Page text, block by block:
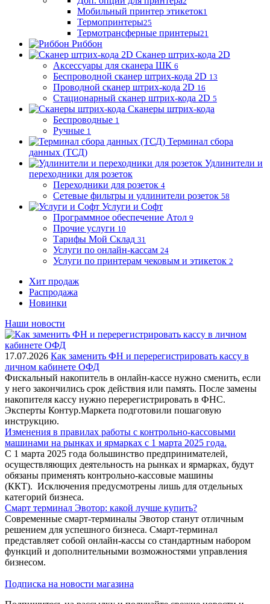
Мобильный принтер этикеток1
Термопринтеры25
Термотрансферные принтеры21
Риббон
Сканер штрих-кода 2D
Аксессуары для сканера ШК 6
Беспроводной сканер штрих-кода 2D 13
Проводной сканер штрих-кода 2D 16
Стационарный сканер штрих-кода 2D 5
Сканеры штрих-кода
Беспроводные 1
Ручные 1
Терминал сбора
данных (ТСД)
Удлинители и
переходники для розеток
Переходники для розеток 4
Сетевые фильтры и удлинители розеток 58
Услуги и Софт
Программное обеспечение Атол 9
Прочие услуги 10
Тарифы Мой Склад 31
Услуги по онлайн-кассам 24
Услуги по принтерам чековым и этикеток 2
Хит продаж
Распродажа
Новинки
Наши новости
17.07.2026 Как заменить ФН и перерегистрировать кассу в
личном кабинете ОФД
Фискальный накопитель в онлайн-кассе нужно сменить, если
у него закончились срок действия или память. После замены
накопителя кассу нужно перерегистрировать в ФНС.
Эксперты Контур.Маркета подготовили пошаговую
инструкцию.
Изменения в правилах работы с контрольно-кассовыми
машинами на рынках и ярмарках с 1 марта 2025 года.
С 1 марта 2025 года большинство предпринимателей,
осуществляющих деятельность на рынках и ярмарках, будут
обязаны применять контрольно-кассовые машины
(ККТ). Исключения предусмотрены лишь для отдельных
категорий бизнеса.
Смарт терминал Эвотор: какой лучше купить?
Современные смарт-терминалы Эвотор станут отличным
решением для успешного бизнеса. Смарт-терминал
представляет собой онлайн-кассы со стандартным набором
функций и дополнительными возможностями управления
бизнесом.
Подписка на новости магазина